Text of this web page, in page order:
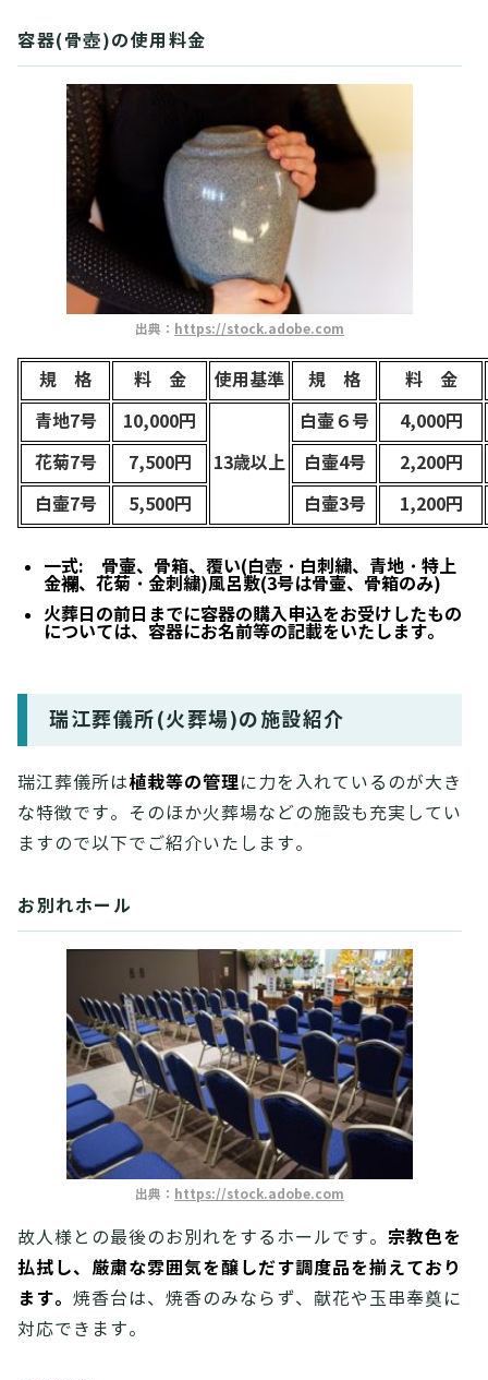
容器(骨壺)の使用料金
出典： https://stock.adobe.com
規 格 料 金 使用基準 規 格
料 金
青地7号
10,000円
13歳以上
白壷６号
4,000円
花菊7号
7,500円 白壷4号
2,200円
白壷7号
5,500円 白壷3号 1,200円
一式: 骨壷、骨箱、覆い(白壺・白刺繍、青地・特上
金襴、花菊・金刺繍)風呂敷(3号は骨壷、骨箱のみ)
火葬日の前日までに容器の購入申込をお受けしたもの
については、容器にお名前等の記載をいたします。
瑞江葬儀所(火葬場)の施設紹介
瑞江葬儀所は植栽等の管理に力を入れているのが大き
な特徴です。そのほか火葬場などの施設も充実してい
ますので以下でご紹介いたします。
お別れホール
出典： https://stock.adobe.com
故人様との最後のお別れをするホールです。 宗教色を
払拭し、厳粛な雰囲気を醸しだす調度品を揃えており
ます。 焼香台は、焼香のみならず、献花や玉串奉奠に
対応できます。